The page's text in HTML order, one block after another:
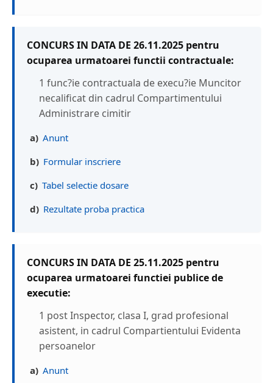
CONCURS IN DATA DE 26.11.2025 pentru
ocuparea urmatoarei functii contractuale:
1 func?ie contractuala de execu?ie Muncitor
necalificat din cadrul Compartimentului
Administrare cimitir
a) Anunt
b) Formular inscriere
c) Tabel selectie dosare
d) Rezultate proba practica
CONCURS IN DATA DE 25.11.2025 pentru
ocuparea urmatoarei functiei publice de
executie:
1 post Inspector, clasa I, grad profesional
asistent, in cadrul Compartientului Evidenta
persoanelor
a) Anunt